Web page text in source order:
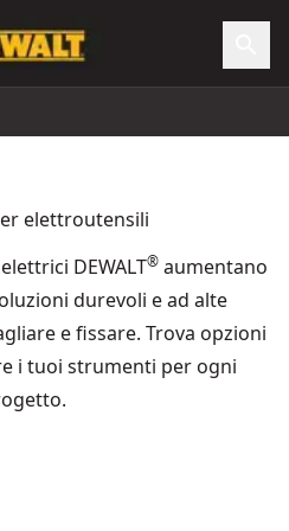
elettroutensili
DEWALT® aumentano
durevoli e ad alte
e fissare. Trova opzioni
i tuoi strumenti per ogni